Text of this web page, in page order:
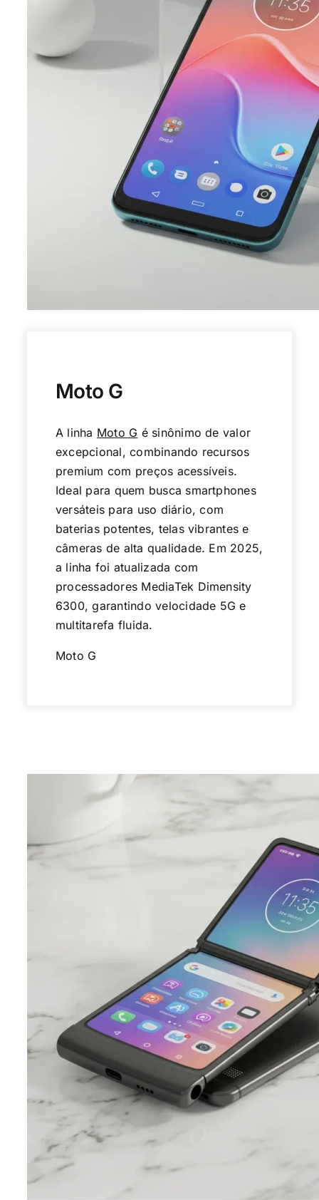
Moto G
A linha Moto G é sinônimo de valor
excepcional, combinando recursos
premium com preços acessíveis.
Ideal para quem busca smartphones
versáteis para uso diário, com
baterias potentes, telas vibrantes e
câmeras de alta qualidade. Em 2025,
a linha foi atualizada com
processadores MediaTek Dimensity
6300, garantindo velocidade 5G e
multitarefa fluida.
Moto G